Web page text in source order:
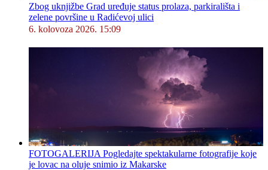
Zbog uknjižbe Grad uređuje status prolaza, parkirališta i
zelene površine u Radićevoj ulici
6. kolovoza 2026. 15:09
FOTOGALERIJA Pogledajte spektakularne fotografije koje
je lovac na oluje snimio iz Makarske